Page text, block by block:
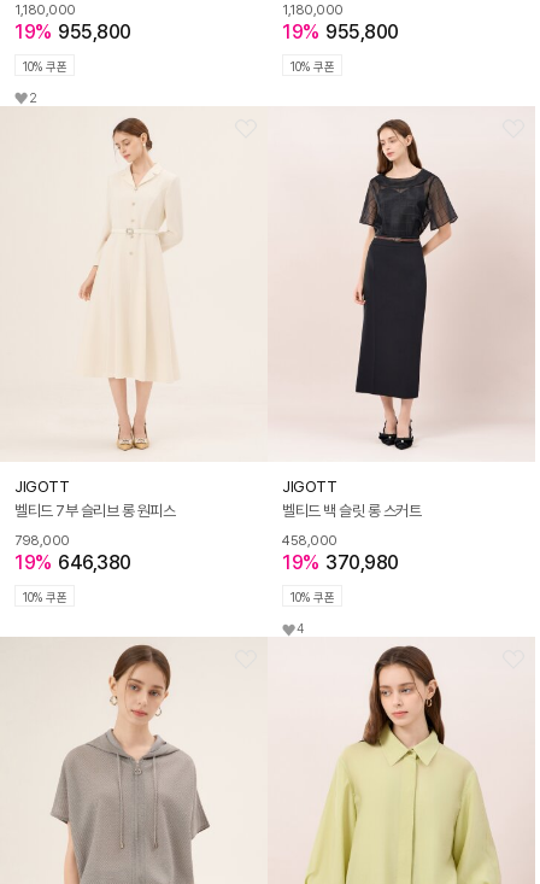
1,180,000
19% 955,800
10% 쿠폰
2
1,180,000
19% 955,800
10% 쿠폰
JIGOTT
벨티드 7부 슬리브 롱 원피스
798,000
19% 646,380
10% 쿠폰
JIGOTT
벨티드 백 슬릿 롱 스커트
458,000
19% 370,980
10% 쿠폰
4